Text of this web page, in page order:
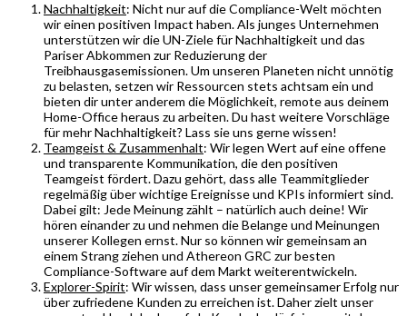
Nachhaltigkeit: Nicht nur auf die Compliance-Welt möchten
wir einen positiven Impact haben. Als junges Unternehmen
unterstützen wir die UN-Ziele für Nachhaltigkeit und das
Pariser Abkommen zur Reduzierung der
Treibhausgasemissionen. Um unseren Planeten nicht unnötig
zu belasten, setzen wir Ressourcen stets achtsam ein und
bieten dir unter anderem die Möglichkeit, remote aus deinem
Home-Office heraus zu arbeiten. Du hast weitere Vorschläge
für mehr Nachhaltigkeit? Lass sie uns gerne wissen!
Teamgeist & Zusammenhalt: Wir legen Wert auf eine offene
und transparente Kommunikation, die den positiven
Teamgeist fördert. Dazu gehört, dass alle Teammitglieder
regelmäßig über wichtige Ereignisse und KPIs informiert sind.
Dabei gilt: Jede Meinung zählt – natürlich auch deine! Wir
hören einander zu und nehmen die Belange und Meinungen
unserer Kollegen ernst. Nur so können wir gemeinsam an
einem Strang ziehen und Athereon GRC zur besten
Compliance-Software auf dem Markt weiterentwickeln.
Explorer-Spirit: Wir wissen, dass unser gemeinsamer Erfolg nur
über zufriedene Kunden zu erreichen ist. Daher zielt unser